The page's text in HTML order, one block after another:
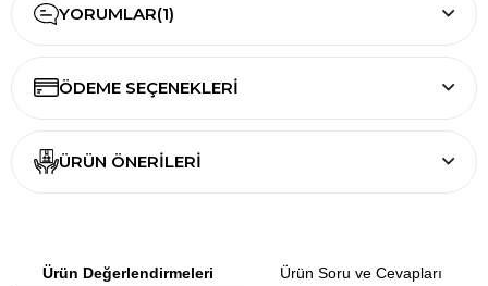
YORUMLAR(1)
ÖDEME SEÇENEKLERI
ÜRÜN ÖNERILERI
Ürün Değerlendirmeleri Ürün Soru ve Cevapları